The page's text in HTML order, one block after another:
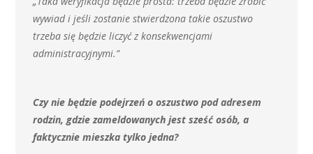
wywiad i jeśli zostanie stwierdzona takie oszustwo
trzeba się będzie liczyć z konsekwencjami
administracyjnymi.”
Czy nie będzie podejrzeń o oszustwo pod adresem
rodzin, gdzie zameldowanych jest sześć osób, a
faktycznie mieszka tylko jedna?